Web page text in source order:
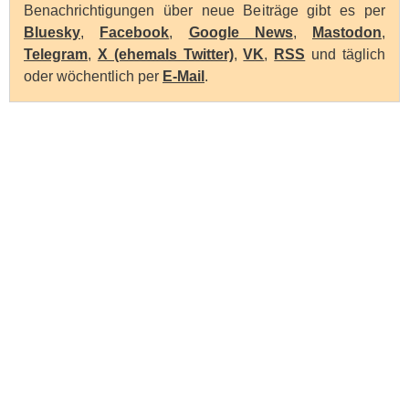
Benachrichtigungen über neue Beiträge gibt es per
Bluesky, Facebook, Google News, Mastodon,
Telegram, X (ehemals Twitter),VK, RSS und täglich
oder wöchentlich per E-Mail .